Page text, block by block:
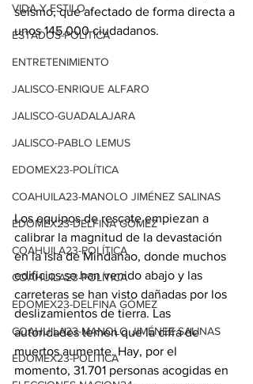
VIDA Y ESTILO
ESTADOS-POLÍTICA
ENTRETENIMIENTO
JALISCO-ENRIQUE ALFARO
JALISCO-GUADALAJARA
JALISCO-PABLO LEMUS
EDOMEX23-POLÍTICA
COAHUILA23-MANOLO JIMÉNEZ SALINAS
EDOMEX23-DELFINA GÓMEZ
COAHUILA23-POLÍTICA
COAHUILA23-POLÍTICA
EDOMEX23-DELFINA GÓMEZ
COAHUILA23-MANOLO JIMÉNEZ SALINAS
EDOMEX23-POLÍTICA
seísmo, que afectado de forma directa a
unos 145.000 ciudadanos.
Los equipos de rescate empiezan a
calibrar la magnitud de la devastación
en la isla de Mindanao, donde muchos
edificios se han venido abajo y las
carreteras se han visto dañadas por los
deslizamientos de tierra. Las
autoridades temen que la cifra de
muertos aumente. Hay, por el
momento, 31.701 personas acogidas en